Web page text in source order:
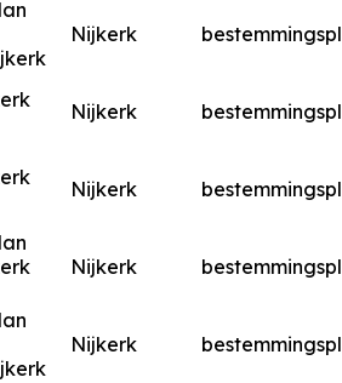
Nijkerk
Nijkerk
Nijkerk
Nijkerk
Nijkerk